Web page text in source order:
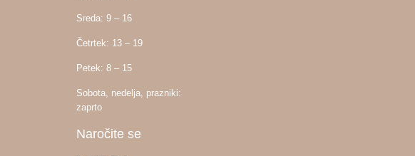
Sreda: 9 – 16
Četrtek: 13 – 19
Petek: 8 – 15
Sobota, nedelja, prazniki:
zaprto
Naročite se